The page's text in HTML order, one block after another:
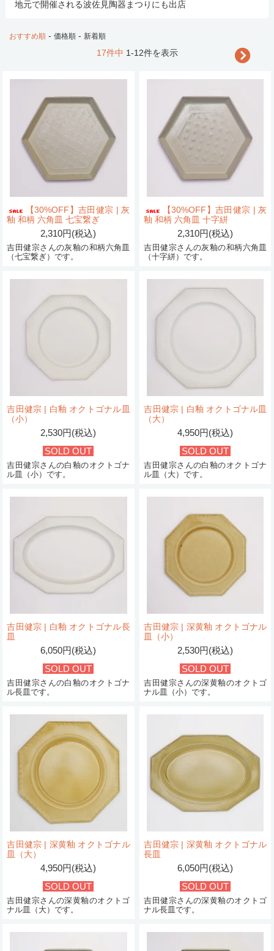
地元で開催される波佐見陶器まつりにも出店
おすすめ順 - 価格順 - 新着順
17件中 1-12件を表示
【30%OFF】吉田健宗 | 灰
釉 和柄 六角皿 七宝繋ぎ
2,310円(税込)
吉田健宗さんの灰釉の和柄六角皿
（七宝繋ぎ）です。
【30%OFF】吉田健宗 | 灰
釉 和柄 六角皿 十字絣
2,310円(税込)
吉田健宗さんの灰釉の和柄六角皿
（十字絣）です。
吉田健宗 | 白釉 オクトゴナル皿
（小）
2,530円(税込)
SOLD OUT
吉田健宗さんの白釉のオクトゴナ
ル皿（小）です。
吉田健宗 | 白釉 オクトゴナル皿
（大）
4,950円(税込)
SOLD OUT
吉田健宗さんの白釉のオクトゴナ
ル皿（大）です。
吉田健宗 | 白釉 オクトゴナル長
皿
6,050円(税込)
SOLD OUT
吉田健宗さんの白釉のオクトゴナ
ル長皿です。
吉田健宗 | 深黄釉 オクトゴナル
皿（小）
2,530円(税込)
SOLD OUT
吉田健宗さんの深黄釉のオクトゴ
ナル皿（小）です。
吉田健宗 | 深黄釉 オクトゴナル
皿（大）
4,950円(税込)
SOLD OUT
吉田健宗さんの深黄釉のオクトゴ
ナル皿（大）です。
吉田健宗 | 深黄釉 オクトゴナル
長皿
6,050円(税込)
SOLD OUT
吉田健宗さんの深黄釉のオクトゴ
ナル長皿です。